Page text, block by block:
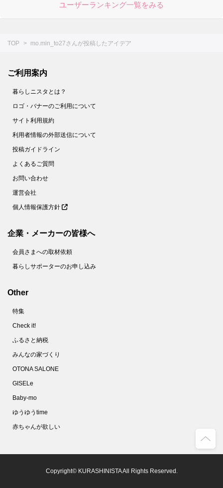
ユーザーランキング一覧をみる
TOP mo.min_to27さんが投稿したアイデア
ご利用案内
暮らしニスタとは？
ロゴ・バナーのご利用について
サイト利用規約
利用者情報の外部送信について
投稿ガイドライン
よくあるご質問
お問い合わせ
運営会社
個人情報保護方針
企業・メーカーの皆様へ
会員さまへの取材依頼
暮らしサポーターのお申し込み
Other
特集
Check it!
ふるさと納税
みんなの家づくり
OTONA SALONE
GISELe
Baby-mo
ゆうゆうtime
赤ちゃんが欲しい
Copyright© KURASHINISTA All Rights Reserved.